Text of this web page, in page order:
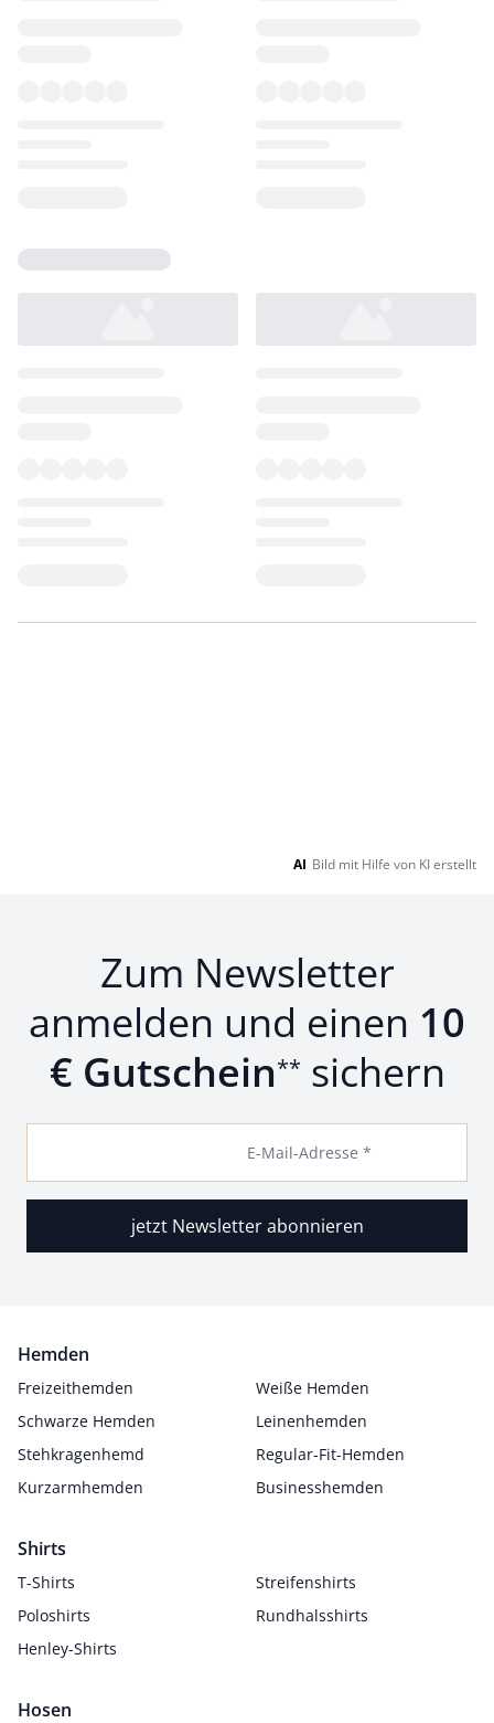
AI Bild mit Hilfe von KI erstellt
Zum Newsletter
anmelden und einen 10
€ Gutschein** sichern
E-Mail-Adresse *
jetzt Newsletter abonnieren
Hemden
Freizeithemden
Weiße Hemden
Schwarze Hemden
Leinenhemden
Stehkragenhemd
Regular-Fit-Hemden
Kurzarmhemden
Businesshemden
Shirts
T-Shirts
Streifenshirts
Poloshirts
Rundhalsshirts
Henley-Shirts
Hosen